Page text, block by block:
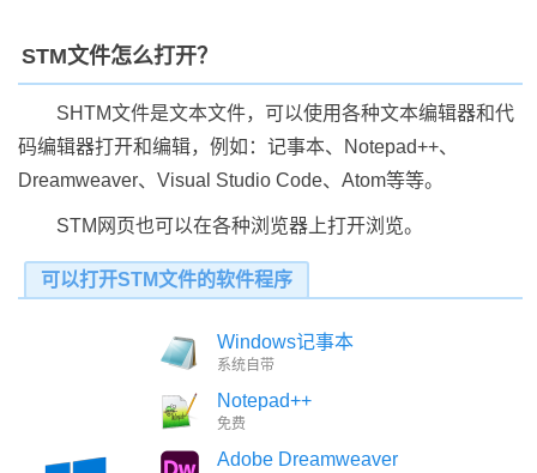
STM文件怎么打开？
SHTM文件是文本文件，可以使用各种文本编辑器和代
码编辑器打开和编辑，例如：记事本、Notepad++、
Dreamweaver、Visual Studio Code、Atom等等。
STM网页也可以在各种浏览器上打开浏览。
可以打开STM文件的软件程序
Windows记事本
系统自带
Notepad++
免费
Adobe Dreamweaver